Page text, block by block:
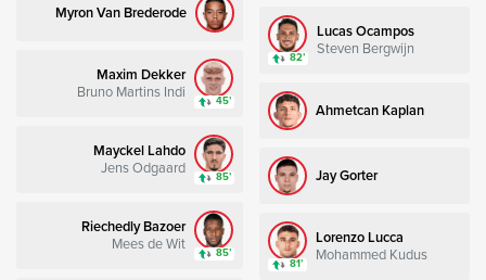
Myron Van Brederode
Maxim Dekker
Bruno Martins Indi
45’
Mayckel Lahdo
Jens Odgaard
85’
Riechedly Bazoer
Mees de Wit
85’
Lucas Ocampos
Steven Bergwijn
82’
Ahmetcan Kaplan
Jay Gorter
Lorenzo Lucca
Mohammed Kudus
81’